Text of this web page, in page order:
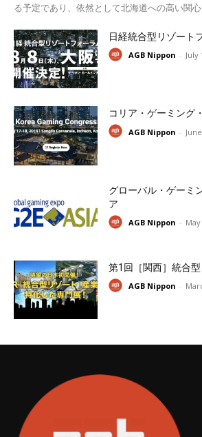
る予定であり、依然として北海道への高い関心
日経統合型リゾート
AGB Nippon - July
コリア・ゲーミング
AGB Nippon -
グローバル・ゲーミ
ア
AGB Nippon - May
第1回［関西］統合
AGB Nippon -